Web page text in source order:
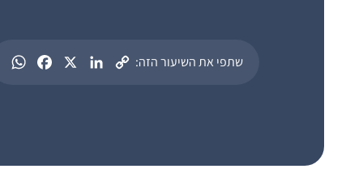
שתפי את השיעור הזה: